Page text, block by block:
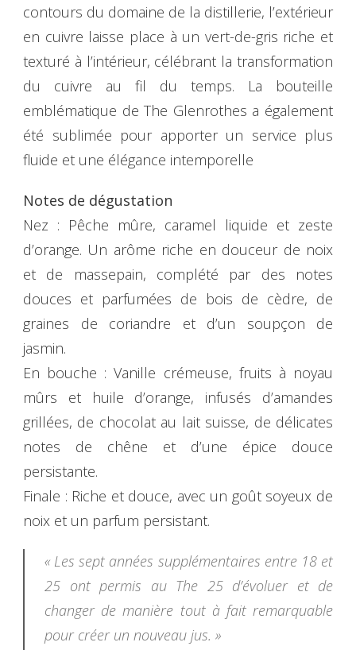
contours du domaine de la distillerie, l’extérieur
en cuivre laisse place à un vert-de-gris riche et
texturé à l’intérieur, célébrant la transformation
du cuivre au fil du temps. La bouteille
emblématique de The Glenrothes a également
été sublimée pour apporter un service plus
fluide et une élégance intemporelle
Notes de dégustation
Nez : Pêche mûre, caramel liquide et zeste
d’orange. Un arôme riche en douceur de noix
et de massepain, complété par des notes
douces et parfumées de bois de cèdre, de
graines de coriandre et d’un soupçon de
jasmin.
En bouche : Vanille crémeuse, fruits à noyau
mûrs et huile d’orange, infusés d’amandes
grillées, de chocolat au lait suisse, de délicates
notes de chêne et d’une épice douce
persistante.
Finale : Riche et douce, avec un goût soyeux de
noix et un parfum persistant.
« Les sept années supplémentaires entre 18 et
25 ont permis au The 25 d’évoluer et de
changer de manière tout à fait remarquable
pour créer un nouveau jus. »